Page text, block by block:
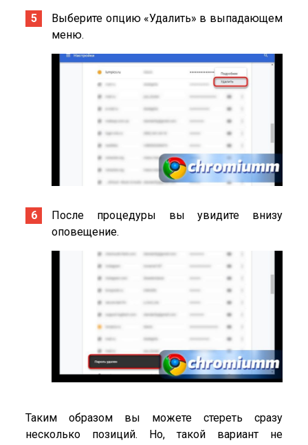
Выберите опцию «Удалить» в выпадающем
меню.
После процедуры вы увидите внизу
оповещение.
Таким образом вы можете стереть сразу
несколько позиций. Но, такой вариант не